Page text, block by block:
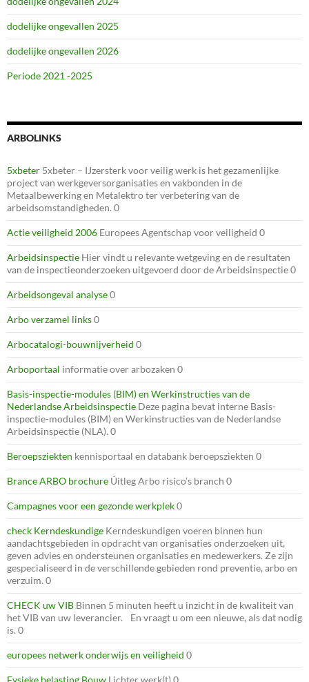
dodelijke ongevallen 2025
dodelijke ongevallen 2026
Periode 2021 -2025
ARBOLINKS
5xbeter 5xbeter – IJzersterk voor veilig werk is het gezamenlijke
project van werkgeversorganisaties en vakbonden in de
Metaalbewerking en Metalektro ter verbetering van de
arbeidsomstandigheden. 0
Actie veiligheid 2006 Europees Agentschap voor veiligheid 0
Arbeidsinspectie Hier vindt u relevante wetgeving en de resultaten
van de inspectieonderzoeken uitgevoerd door de Arbeidsinspectie 0
Arbeidsongeval analyse0
Arbo verzamel links0
Arbocatalogi-bouwnijverheid 0
Arboportaal informatie over arbozaken 0
Basis-inspectie-modules (BIM) en Werkinstructies van de
Nederlandse Arbeidsinspectie Deze pagina bevat interne Basis-
inspectie-modules (BIM) en Werkinstructies van de Nederlandse
Arbeidsinspectie (NLA). 0
Beroepsziekten kennisportaal en databank beroepsziekten 0
Brance ARBO brochure Úitleg Arbo risico’s branch 0
Campagnes voor een gezonde werkplek0
check Kerndeskundige Kerndeskundigen voeren binnen hun
aandachtsgebieden in opdracht van organisaties onderzoeken uit,
geven advies en ondersteunen organisaties en medewerkers. Ze zijn
gespecialiseerd in de verschillende gebieden rond preventie, arbo en
verzuim. 0
CHECK uw VIB Binnen 5 minuten heeft u inzicht in de kwaliteit van
het VIB van uw leverancier. En vraagt u om een nieuwe, als dat nodig
is. 0
europees netwerk onderwijs en veiligheid 0
Fysieke belasting Bouw Lichter werk(t) 0